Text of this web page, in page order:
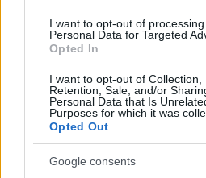
I want to opt-out of
Personal Data for Targeted
Opted In
I want to opt-out of Collection,
Retention, Sale, and/or
Personal Data that Is
Purposes for which it was
Opted Out
Google consents
Népszerű